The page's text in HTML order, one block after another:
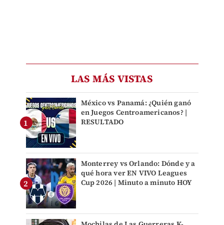
LAS MÁS VISTAS
México vs Panamá: ¿Quién ganó
en Juegos Centroamericanos? |
RESULTADO
Monterrey vs Orlando: Dónde y a
qué hora ver EN VIVO Leagues
Cup 2026 | Minuto a minuto HOY